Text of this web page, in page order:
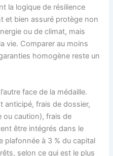
la logique de résilience
et bien assuré protège non
ou de climat, mais
vie. Comparer au moins
homogène reste un
face de la médaille.
anticipé, frais de dossier,
ou caution), frais de
être intégrés dans le
plafonnée à 3 % du capital
selon ce qui est le plus